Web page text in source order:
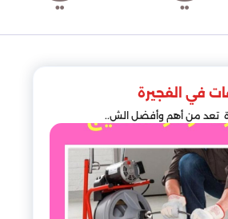
في الفجيرة
تعد من أهم وأفضل الش..